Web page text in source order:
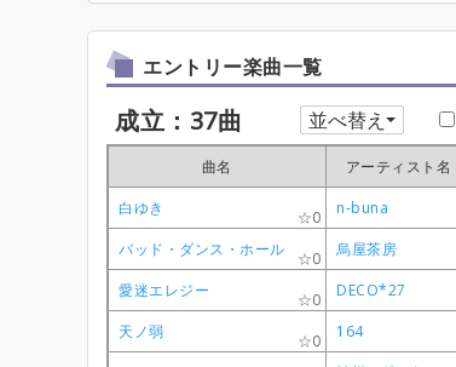
エントリー楽曲一覧
成立：37曲 並べ替え
曲名 アーティスト名
白ゆき
0 n-buna
バッド・ダンス・ホール
0 烏屋茶房
愛迷エレジー
0 DECO*27
天ノ弱
0 164
曲名 アーティスト名
白ゆき
0 n-buna
バッド・ダンス・ホール
0 烏屋茶房
愛迷エレジー
0 DECO*27
天ノ弱
0 164
曲名 アーティスト名
白ゆき
0 n-buna
バッド・ダンス・ホール
0 烏屋茶房
愛迷エレジー
0 DECO*27
天ノ弱
0 164
曲名 アーティスト名
白ゆき
0 n-buna
バッド・ダンス・ホール
0 烏屋茶房
愛迷エレジー
0 DECO*27
天ノ弱
0 164